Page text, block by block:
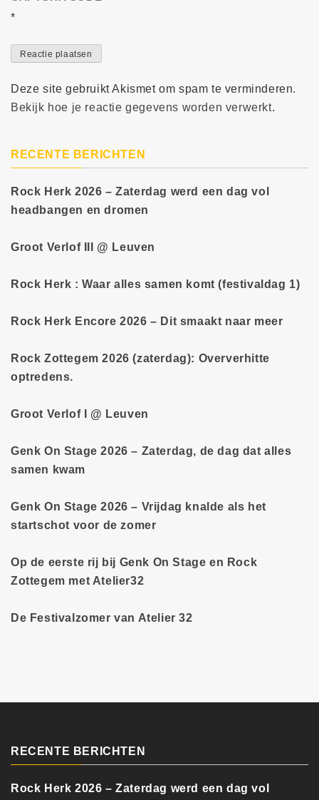
*
Deze site gebruikt Akismet om spam te verminderen.
Bekijk hoe je reactie gegevens worden verwerkt.
RECENTE BERICHTEN
Rock Herk 2026 – Zaterdag werd een dag vol
headbangen en dromen
Groot Verlof III @ Leuven
Rock Herk : Waar alles samen komt (festivaldag 1)
Rock Herk Encore 2026 – Dit smaakt naar meer
Rock Zottegem 2026 (zaterdag): Oververhitte
optredens.
Groot Verlof I @ Leuven
Genk On Stage 2026 – Zaterdag, de dag dat alles
samen kwam
Genk On Stage 2026 – Vrijdag knalde als het
startschot voor de zomer
Op de eerste rij bij Genk On Stage en Rock
Zottegem met Atelier32
De Festivalzomer van Atelier 32
RECENTE BERICHTEN
Rock Herk 2026 – Zaterdag werd een dag vol